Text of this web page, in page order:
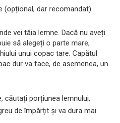
(opțional, dar recomandat).
vei tăia lemne. Dacă nu aveți
să alegeți o parte mare,
unui copac tare. Capătul
dur va face, de asemenea, un
căutați porțiunea lemnului,
de împărțit și va dura mai